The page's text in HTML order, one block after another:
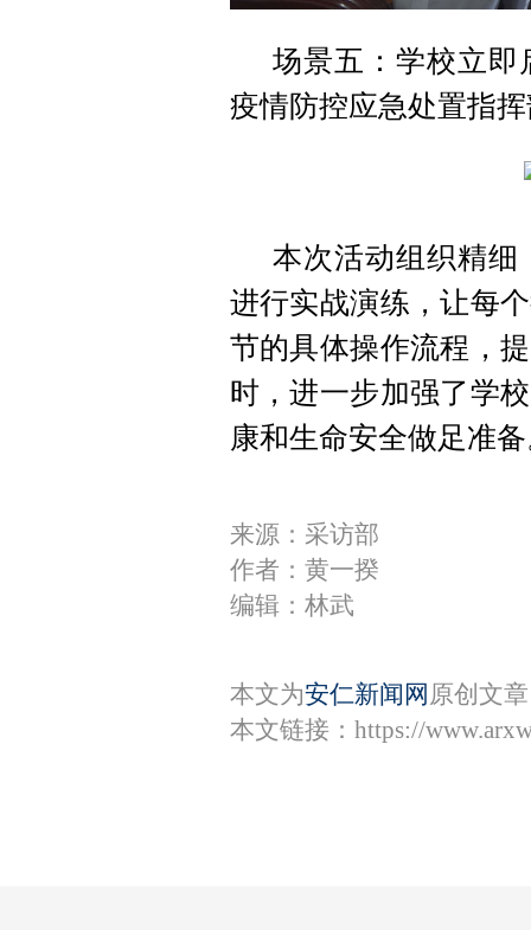
场景五：学校立即
疫情防控应急处置指
本次活动组织精细
进行实战演练，让每
节的具体操作流程，
时，进一步加强了学
康和生命安全做足准
来源：采访部
作者：黄一揆
编辑：林武
本文为安仁新闻网 原创文
本文链接： https://